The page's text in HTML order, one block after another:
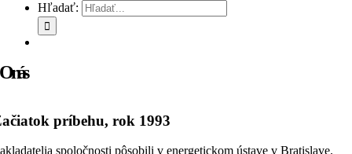
Hľadať:
O nás
príbehu, rok 1993
spoločnosti pôsobili v energetickom ústave v Bratislave.